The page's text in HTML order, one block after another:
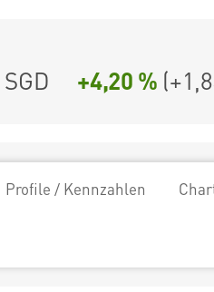
+4,20 % (
Profile / Kennzahlen